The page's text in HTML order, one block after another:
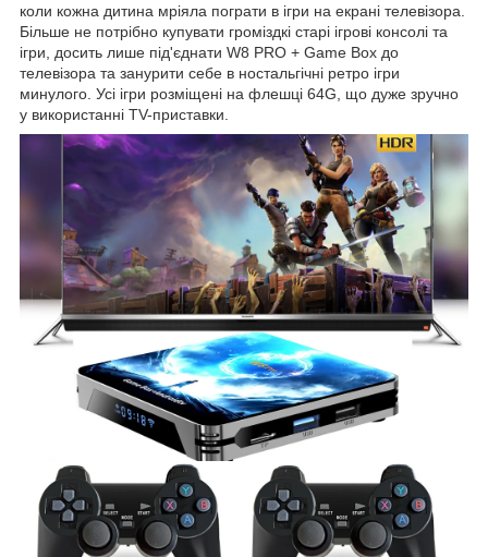
коли кожна дитина мріяла пограти в ігри на екрані телевізора.
Більше не потрібно купувати громіздкі старі ігрові консолі та
ігри, досить лише під'єднати W8 PRO + Game Box до
телевізора та занурити себе в ностальгічні ретро ігри
минулого. Усі ігри розміщені на флешці 64G, що дуже зручно
у використанні TV-приставки.